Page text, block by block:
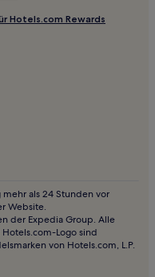
Hotels.com Rewards
als 24 Stunden vor
Website.
der Expedia Group. Alle
Logo sind
von Hotels.com, L.P.